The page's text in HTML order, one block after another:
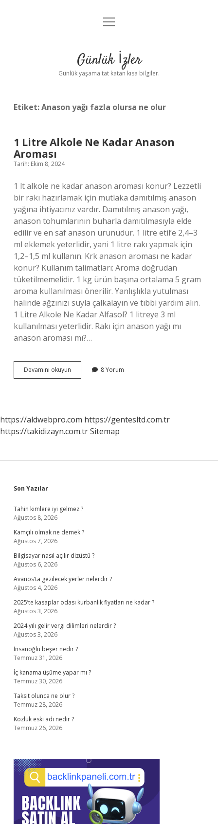
Anasayfa
Yasal Uyarı
menüyü
Günlük İzler
Günlük yaşama tat katan kısa bilgiler.
Etiket:Anason yağı fazla olursa ne olur
1 Litre Alkole Ne Kadar Anason
Aroması
Tarih: Ekim 8, 2024
1 lt alkole ne kadar anason aroması konur? Lezzetli
bir rakı hazırlamak için mutlaka damıtılmış anason
yağına ihtiyacınız vardır. Damıtılmış anason yağı,
anason tohumlarının buharla damıtılmasıyla elde
edilir ve en saf anason ürünüdür. 1 litre etil’e 2,4–3
ml eklemek yeterlidir, yani 1 litre rakı yapmak için
1,2–1,5 ml kullanın. Krk anason aroması ne kadar
konur? Kullanım talimatları: Aroma doğrudan
tüketilmemelidir. 1 kg ürün başına ortalama 5 gram
aroma kullanılması önerilir. Yanlışlıkla yutulması
halinde ağzınızı suyla çalkalayın ve tıbbi yardım alın.
1 Litre Alkole Ne Kadar Alfasol? 1 litreye 3 ml
kullanılması yeterlidir. Rakı için anason yağı mı
anason aroması mı?…
Devamını okuyun
Litre
Aroması
8 Yorum
https://aldwebpro.com https://gentesltd.com.tr
https://takidizayn.com.trSitemap
Sidebar
Son Yazılar
Tahin kimlere iyi gelmez ?
Ağustos 8, 2026
Kamçılı olmak ne demek ?
Ağustos 7, 2026
Bilgisayar nasıl açılır dizüstü ?
Ağustos 6, 2026
Avanos’ta gezilecek yerler nelerdir ?
Ağustos 4, 2026
2025’te kasaplar odası kurbanlık fiyatları ne kadar ?
Ağustos 3, 2026
2024 yılı gelir vergi dilimleri nelerdir ?
Ağustos 3, 2026
İnsanoğlu beşer nedir ?
Temmuz 31, 2026
İç kanama üşüme yapar mı ?
Temmuz 30, 2026
Taksit olunca ne olur ?
Temmuz 28, 2026
Kozluk eski adı nedir ?
Temmuz 26, 2026